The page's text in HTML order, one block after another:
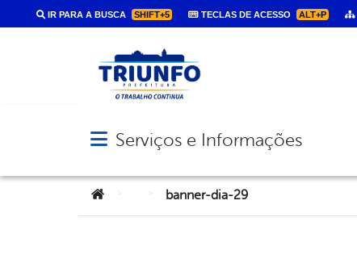
IR PARA A BUSCA SHIFT+5 TECLAS DE ACESSO ALT+P
Abrir menu principal de navegação
Serviços e Informações
Você está aqui:banner-dia-29